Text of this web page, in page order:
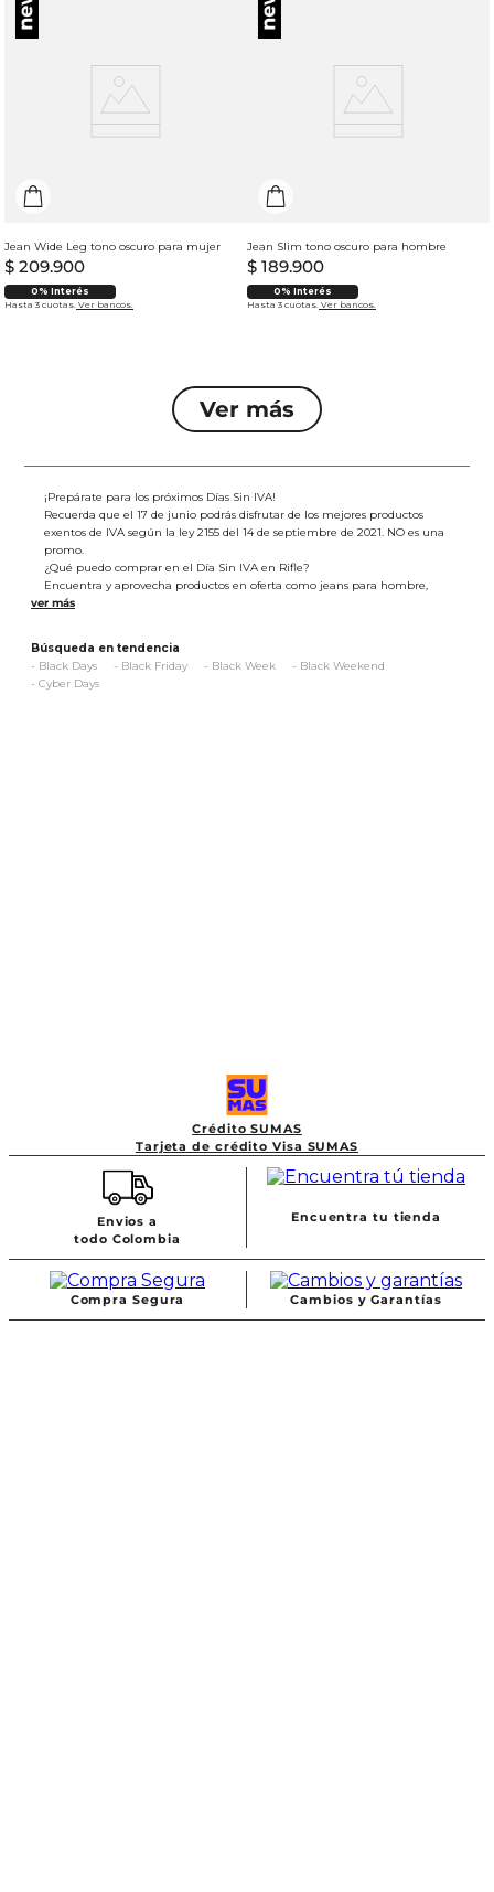
Jean Wide Leg tono oscuro para mujer
$ 209.900
0% Interés
Hasta 3 cuotas. Ver bancos.
Jean Slim tono oscuro para hombre
$ 189.900
0% Interés
Hasta 3 cuotas. Ver bancos.
¡Prepárate para los próximos Días Sin IVA!
Recuerda que el 17 de junio podrás disfrutar de los mejores productos
exentos de IVA según la ley 2155 del 14 de septiembre de 2021. NO es una
promo.
¿Qué puedo comprar en el Día Sin IVA en Rifle?
Encuentra y aprovecha productos en oferta como jeans para hombre,
jeans para mujer, camisetas para mujer, camisetas para hombre, camisas
accesorios para mujer y accesorios para hombre como morrales y tenis.
Búsqueda en tendencia
- Black Days - Black Friday - Black Week - Black Weekend
- Cyber Days
Crédito SUMAS
Tarjeta de crédito Visa SUMAS
Envios a
todo Colombia
Encuentra tu tienda
Compra Segura Cambios y Garantías